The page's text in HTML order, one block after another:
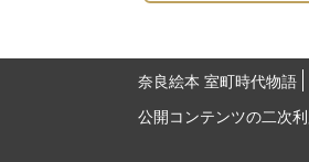
奈良絵本 室町時代物語
公開コンテンツの二次